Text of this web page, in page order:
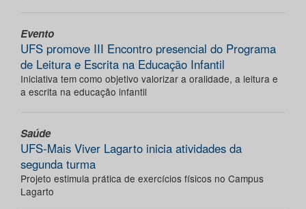
Evento
UFS promove III Encontro presencial do Programa
de Leitura e Escrita na Educação Infantil
Iniciativa tem como objetivo valorizar a oralidade, a leitura e
a escrita na educação infantil
Saúde
UFS-Mais Viver Lagarto inicia atividades da
segunda turma
Projeto estimula prática de exercícios físicos no Campus
Lagarto